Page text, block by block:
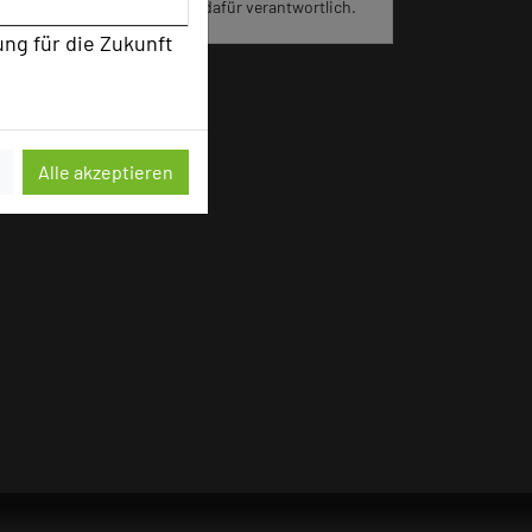
für die Zukunft
Alle akzeptieren
Portal eingeräumt und sind dafür verantwortlich.